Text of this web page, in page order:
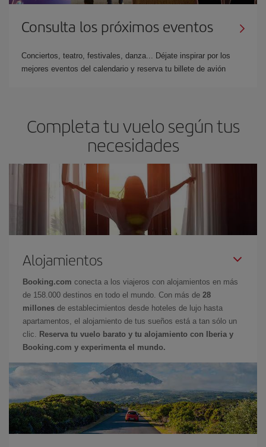
Consulta los próximos eventos
Conciertos, teatro, festivales, danza... Déjate inspirar por los
mejores eventos del calendario y reserva tu billete de avión
Completa tu vuelo según tus
necesidades
Alojamientos
Booking.com conecta a los viajeros con alojamientos en más
de 158.000 destinos en todo el mundo. Con más de 28
millones de establecimientos desde hoteles de lujo hasta
apartamentos, el alojamiento de tus sueños está a tan sólo un
clic.
Reserva tu vuelo barato y tu alojamiento con Iberia y
Booking.com y experimenta el mundo.